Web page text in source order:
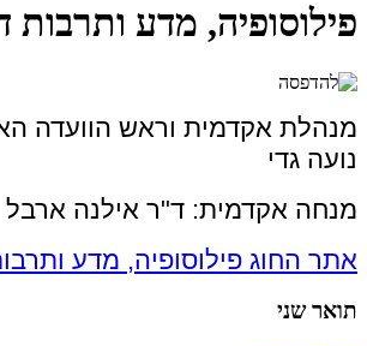
פילוסופיה, מדע ותרבות
מנהלת אקדמית וראש הוועדה
נועה גדי
מנחה אקדמית: ד"ר אילנה ארבל
אתר החוג פילוסופיה, מדע
תואר שני